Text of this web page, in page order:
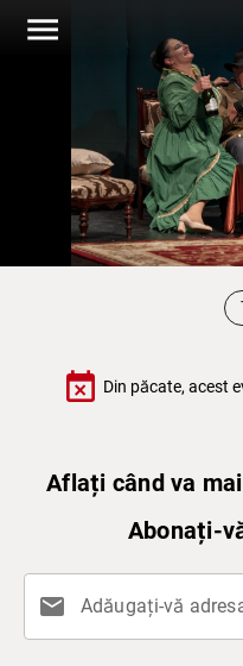
menu
event_busy Din păcate, acest
Aflați când va
Abonați-
mail Adăugați-vă